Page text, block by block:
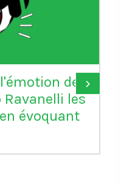
la FIFA
grande
le carton
avec les
Bosnie-
›